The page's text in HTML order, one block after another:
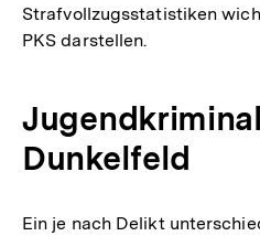
Strafvollzugsstatistiken
PKS darstellen.
Dunkelfeld
Ein je nach Delikt